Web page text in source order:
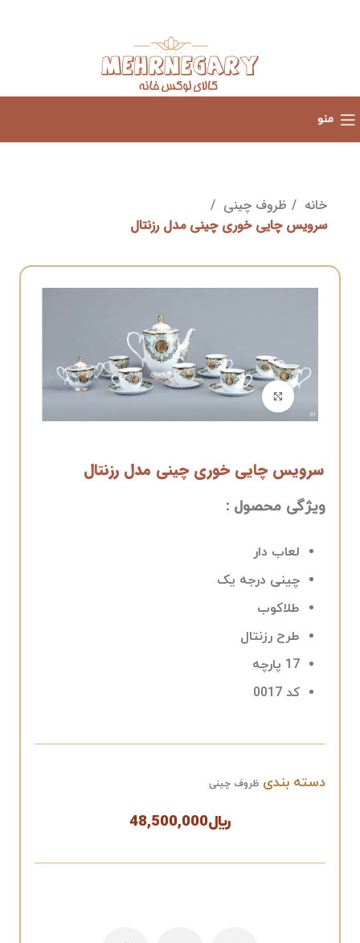
منو
خانه
ظروف چینی
سرویس چایی خوری چینی مدل رزنتال
برای بزرگنمایی کلیک کنید
سرویس چایی خوری چینی مدل رزنتال
ویژگی محصول :
لعاب دار
چینی درجه یک
طلاکوب
طرح رزنتال
17 پارچه
کد 0017
دسته بندی ظروف چینی
﷼48,500,000